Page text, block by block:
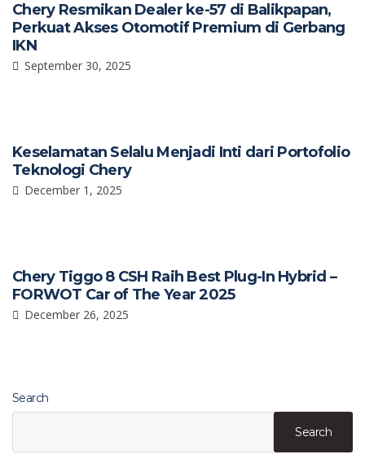
Chery Resmikan Dealer ke-57 di Balikpapan,
Perkuat Akses Otomotif Premium di Gerbang
IKN
September 30, 2025
Keselamatan Selalu Menjadi Inti dari Portofolio
Teknologi Chery
December 1, 2025
Chery Tiggo 8 CSH Raih Best Plug-In Hybrid –
FORWOT Car of The Year 2025
December 26, 2025
Search
Search